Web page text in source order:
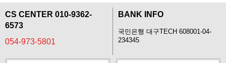
CS CENTER 010-9362-
6573
054-973-5801
BANK INFO
국민은행 대구TECH 608001-04-
234345